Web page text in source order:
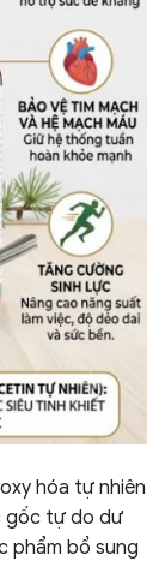
hóa tự nhiên
gốc tự do dư
phẩm bổ sung